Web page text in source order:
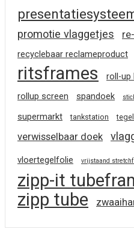
promotie vlaggetjes
recyclebaar reclameproduct
ritsframes roll-up
rollup screen spandoek
supermarkt tankstation
verwisselbaar doek
vloertegelfolie vrijstaand
zipp-it
zipp tube